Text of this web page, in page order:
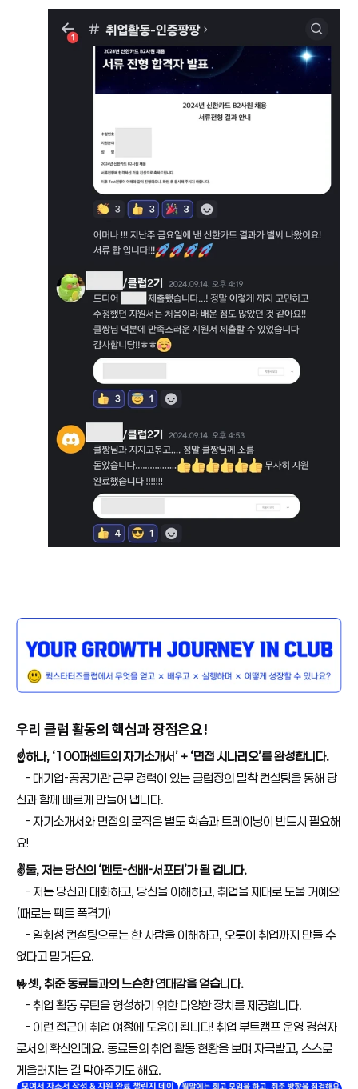
우리 클럽 활동의 핵심과 장점은요!
☝️하나, ‘100퍼센트의 자기소개서’ + ‘면접 시나리오’를 완성합니다.
신과 함께 빠르게 만들어 냅니다.
요!
✌️둘, 저는 당신의 ‘멘토-선배-서포터’가 될 겁니다.
(때로는 팩트 폭격기)
없다고 믿거든요.
🤟셋, 취준 동료들과의 느슨한 연대감을 얻습니다.
    - 취업 활동 루틴을 형성하기 위한 다양한 장치를 제공합니다.
로서의 확신인데요. 동료들의 취업 활동 현황을 보며 자극받고, 스스로
게을러지는 걸 막아주기도 해요.